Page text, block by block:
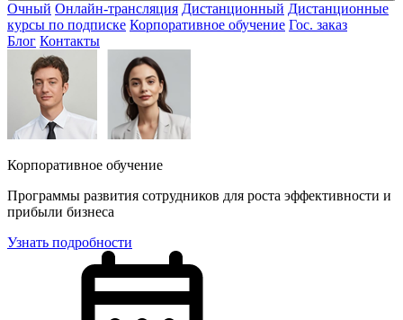
Очный Онлайн-трансляция Дистанционный Дистанционные
курсы по подписке Корпоративное обучение Гос. заказ
Блог Контакты
Корпоративное обучение
Программы развития сотрудников для роста эффективности и
прибыли бизнеса
Узнать подробности